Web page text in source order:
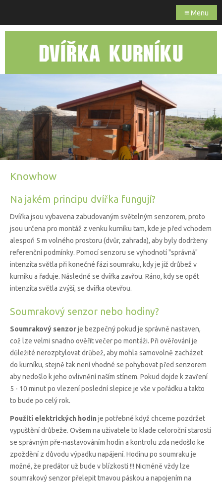
≡ Menu
Knowhow
Na jakém principu dvířka fungují?
Dvířka jsou vybavena zabudovaným světelným senzorem, proto
jsou určena pro montáž z venku kurníku tam, kde je před vchodem
alespoň 5 m volného prostoru (dvůr, zahrada), aby byly dodrženy
referenční podmínky. Pomocí senzoru se vyhodnotí "správná"
intenzita světla při konečné fázi soumraku, kdy je již drůbež v
kurníku a řaduje. Následně se dvířka zavřou. Ráno, kdy se opět
intenzita světla zvýší, se dvířka otevřou.
Soumrakový senzor nebo hodiny?
Soumrakový senzorje bezpečný pokud je správně nastaven,
což lze velmi snadno ověřit večer po montáži. Při ověřování je
důležité nerozptylovat drůbež, aby mohla samovolně zacházet
do kurníku, stejně tak není vhodné se pohybovat před senzorem
aby nedošlo k jeho ovlivnění naším stínem. Pokud dojde k zavření
5 - 10 minut po vlezení poslední slepice je vše v pořádku a takto
to bude po celý rok.
Použití elektrických hodin je potřebné když chceme pozdržet
vypuštění drůbeže. Ovšem na uživatele to klade celoroční starosti
se správným pře-nastavováním hodin a kontrolu zda nedošlo ke
zpoždění z důvodu výpadku napájení. Hodinu po soumraku je
možné, že predátor už bude v blízkosti !!! Nicméně vždy lze
soumrakový senzor přelepit tmavou páskou a napojením na